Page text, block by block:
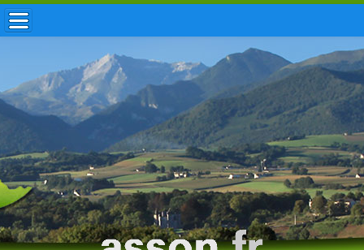
ACCUEIL / INFOS
MUNICIPALITÉ
VIE LOCALE
ENFANCE
TOURISME
HISTOIRE